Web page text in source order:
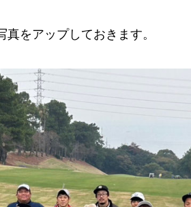
をアップしておきます。